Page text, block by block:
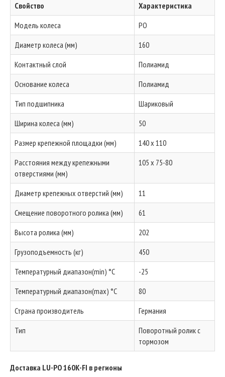
Свойство
Характеристика
Модель колеса
PO
Диаметр колеса (мм)
160
Контактный слой
Полиамид
Основание колеса
Полиамид
Тип подшипника
Шариковый
Ширина колеса (мм)
50
Размер крепежной площадки (мм)
140 x 110
Расстояния между крепежными
отверстиями (мм)
105 x 75-80
Диаметр крепежных отверстий (мм)
11
Смещение поворотного ролика (мм)
61
Высота ролика (мм)
202
Грузоподъемность (кг)
450
Температурный диапазон(min) °C
-25
Температурный диапазон(max) °C
80
Страна производитель
Германия
Тип
Поворотный ролик с
тормозом
Доставка LU-PO 160K-FI в регионы